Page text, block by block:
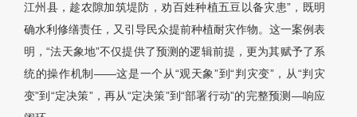
江州县，趁农隙加筑堤防，劝百姓种植五豆以备灾患”，既明
确水利修缮责任，又引导民众提前种植耐灾作物。这一案例表
明，“法天象地”不仅提供了预测的逻辑前提，更为其赋予了系
统的操作机制——这是一个从“观天象”到“判灾变”，从“判灾
变”到“定决策”，再从“定决策”到“部署行动”的完整预测—响应